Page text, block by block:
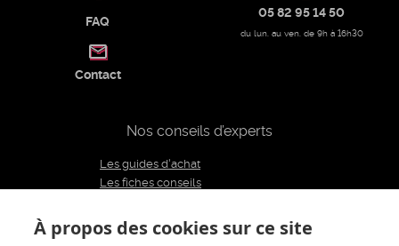
FAQ
05 82 95 14 50
du lun. au ven. de 9h à 16h30
Contact
Nos conseils d’experts
Les guides d'achat
Les fiches conseils
Le blog
À propos des cookies sur ce site